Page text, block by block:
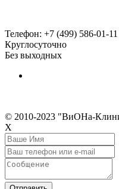
Телефон: +7 (499) 586-01-11
Круглосуточно
Без выходных
© 2010-2023 "ВиОНа-
Х